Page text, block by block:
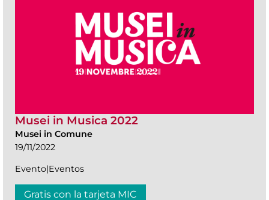
Musei in Musica 2022
Musei in Comune
19/11/2022
Evento|Eventos
Gratis con la tarjeta MIC